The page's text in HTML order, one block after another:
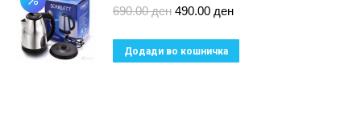
690.00ден Original
was:
690.00 ден.
490.00 денCurrent
is:
Додади во кошничка